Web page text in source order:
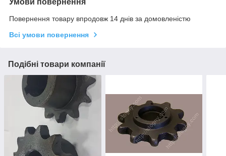
Повернення товару впродовж 14 днів за домовленістю
Всі умови повернення
Подібні товари компанії